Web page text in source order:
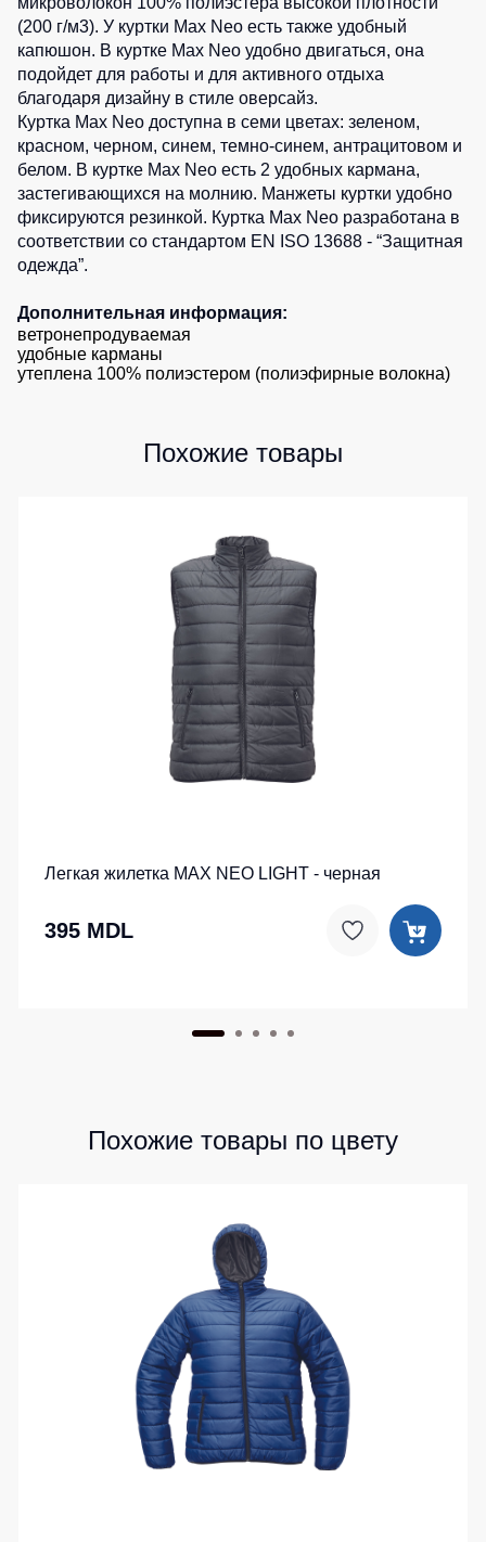
Детские
жилеты
Батники
/
Батники
на
молнии
Батники
Tours
(200 г/м3). У куртки Max Neo есть также удобный
капюшон. В куртке Max Neo удобно двигаться, она
подойдет для работы и для активного отдыха
благодаря дизайну в стиле оверсайз.
Куртка Max Neo доступна в семи цветах: зеленом,
красном, черном, синем, темно-синем, антрацитовом и
белом. В куртке Max Neo есть 2 удобных кармана,
застегивающихся на молнию. Манжеты куртки удобно
фиксируются резинкой. Куртка Max Neo разработана в
соответствии со стандартом EN ISO 13688 - “Защитная
одежда”.
Дополнительная информация:
ветронепродуваемая
удобные карманы
утеплена 100% полиэстером (полиэфирные волокна)
Похожие товары
Легкая жилетка MAX NEO LIGHT - черная
395 MDL
Похожие товары по цвету